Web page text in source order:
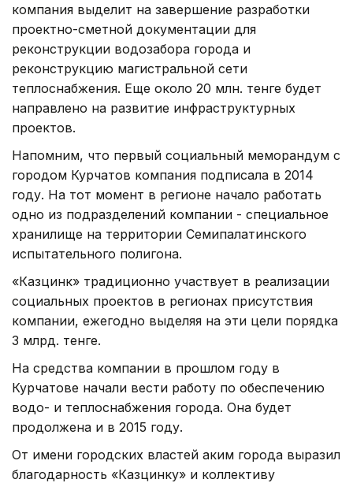
компания выделит на завершение разработки
проектно-сметной документации для
реконструкции водозабора города и
реконструкцию магистральной сети
теплоснабжения. Еще около 20 млн. тенге будет
направлено на развитие инфраструктурных
проектов.
Напомним, что первый социальный меморандум с
городом Курчатов компания подписала в 2014
году. На тот момент в регионе начало работать
одно из подразделений компании - специальное
хранилище на территории Семипалатинского
испытательного полигона.
«Казцинк» традиционно участвует в реализации
социальных проектов в регионах присутствия
компании, ежегодно выделяя на эти цели порядка
3 млрд. тенге.
На средства компании в прошлом году в
Курчатове начали вести работу по обеспечению
водо- и теплоснабжения города. Она будет
продолжена и в 2015 году.
От имени городских властей аким города выразил
благодарность «Казцинку» и коллективу